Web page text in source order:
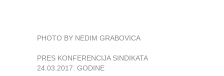
PHOTO BY NEDIM GRABOVICA
PRES KONFERENCIJA SINDIKATA
24.03.2017. GODINE